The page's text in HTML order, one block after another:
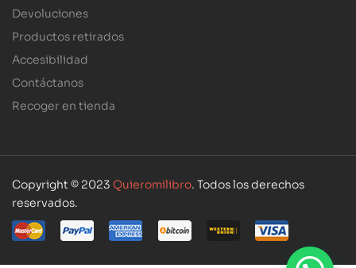
Devoluciones
Productos retirados
Accesibilidad
Contáctanos
Recoger en tienda
Copyright © 2023 Quieromilibro. Todos los derechos
reservados.